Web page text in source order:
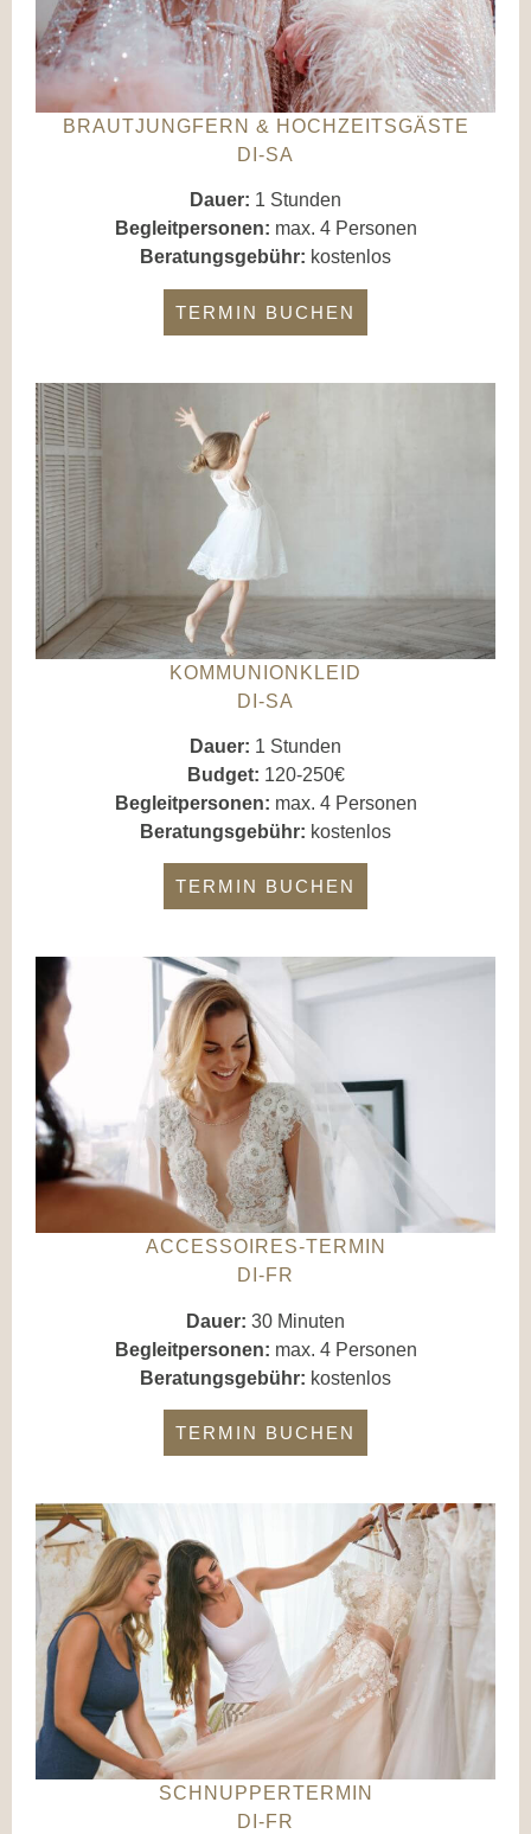
BRAUTJUNGFERN & HOCHZEITSGÄSTE
DI-SA
Dauer: 1 Stunden
Begleitpersonen: max. 4 Personen
Beratungsgebühr: kostenlos
TERMIN BUCHEN
KOMMUNIONKLEID
DI-SA
Dauer: 1 Stunden
Budget: 120-250€
Begleitpersonen: max. 4 Personen
Beratungsgebühr: kostenlos
TERMIN BUCHEN
ACCESSOIRES-TERMIN
DI-FR
Dauer: 30 Minuten
Begleitpersonen: max. 4 Personen
Beratungsgebühr: kostenlos
TERMIN BUCHEN
SCHNUPPERTERMIN
DI-FR